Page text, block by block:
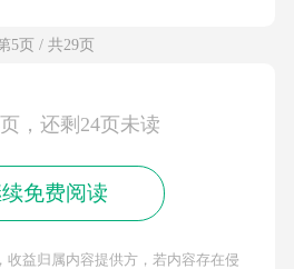
5页 / 共29页
，还剩24页未读
免费阅读
收益归属内容提供方，若内容存在侵